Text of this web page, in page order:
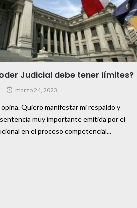
Judicial debe tener límites?
marzo 24, 2023
Quiero manifestar mi respaldo y
muy importante emitida por el
en el proceso competencial...